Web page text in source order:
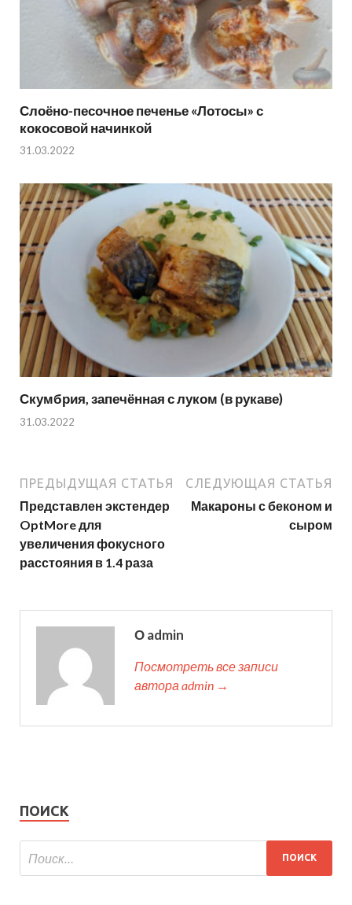
Слоёно-песочное печенье «Лотосы» с
кокосовой начинкой
31.03.2022
Скумбрия, запечённая с луком (в рукаве)
31.03.2022
ПРЕДЫДУЩАЯ СТАТЬЯ
Представлен экстендер
OptMore для
увеличения фокусного
расстояния в 1.4 раза
СЛЕДУЮЩАЯ СТАТЬЯ
Макароны с беконом и
сыром
О admin
Посмотреть все записи
автора admin →
ПОИСК